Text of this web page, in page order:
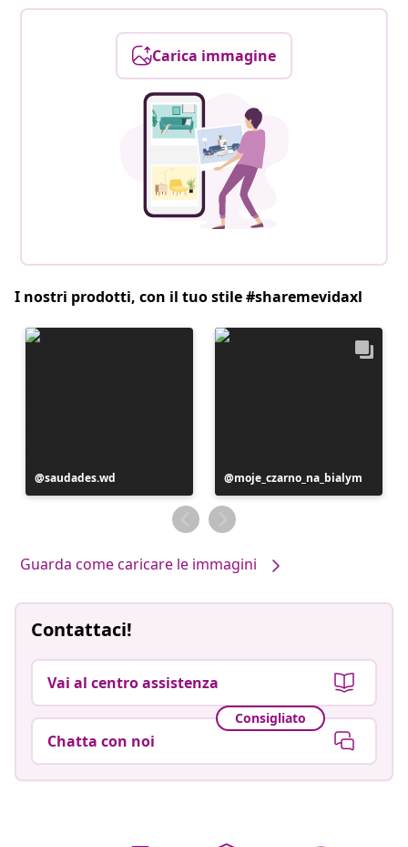
Carica immagine
I nostri prodotti, con il tuo stile #sharemevidaxl
Post
pubblicato
saudades.wd
Post
pubblicato
da
moje_czarno_na_bialym
Guarda come caricare le immagini
Contattaci!
Vai al centro assistenza
Consigliato
Chatta con noi